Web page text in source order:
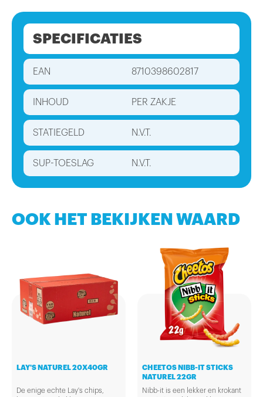
SPECIFICATIES
EAN 8710398602817
INHOUD PER ZAKJE
STATIEGELD N.V.T.
SUP-TOESLAG N.V.T.
OOK HET BEKIJKEN WAARD
LAY'S NATUREL 20X40GR
De enige echte Lay's chips,
CHEETOS NIBB-IT STICKS
NATUREL 22GR
Nibb-it is een lekker en krokant